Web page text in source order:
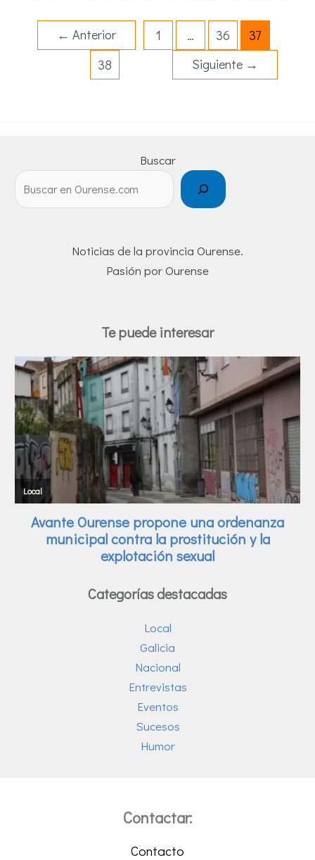
← Anterior 1 … 36
37
38
Siguiente →
Buscar
Noticias de la provincia Ourense.
Pasión por Ourense
Te puede interesar
Categorías destacadas
Local
Galicia
Nacional
Entrevistas
Eventos
Sucesos
Humor
Contactar:
Contacto